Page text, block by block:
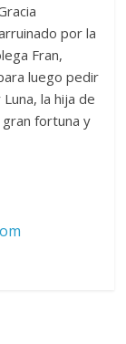
por la
Fran,
luego pedir
la hija de
gran fortuna y